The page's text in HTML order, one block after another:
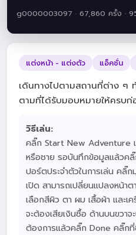
g0000003097 · 67,860 ครั้ง ·
แต่งหน้า - แต่งตัว แอ็คชั่น
เดินทางไปตามสถานที่ต่าง ๆ
ตามที่ได้รับมอบหมายให้ครบก่
วิธีเล่น:
คลิ๊ก Start New Adventure
หรือชาย รอบันทึกข้อมูลแล้วค
ปอร์ตประจำตัวในการเล่น คลิ๊
เปิด สามารถเปลี่ยนแปลงหน้า
เลือกสีผิว ตา ผม เสื้อผ้า และเ
จะต้องเสียเงินซื้อ ด้านบนขวา
ต้องการแล้วคลิ๊ก Done คลิ๊ก